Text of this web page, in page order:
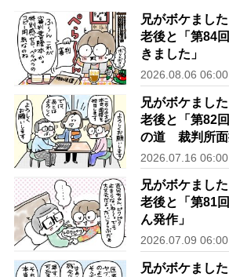
兄がボケまし
老後と「第84
きました」
2026.08.06 06:00
兄がボケまし
老後と「第82
の道 裁判所面
2026.07.16 06:00
兄がボケまし
老後と「第81
ん発作」
2026.07.09 06:00
兄がボケまし